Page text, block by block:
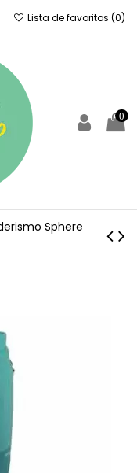
Lista de favoritos (0)
0
Sphere